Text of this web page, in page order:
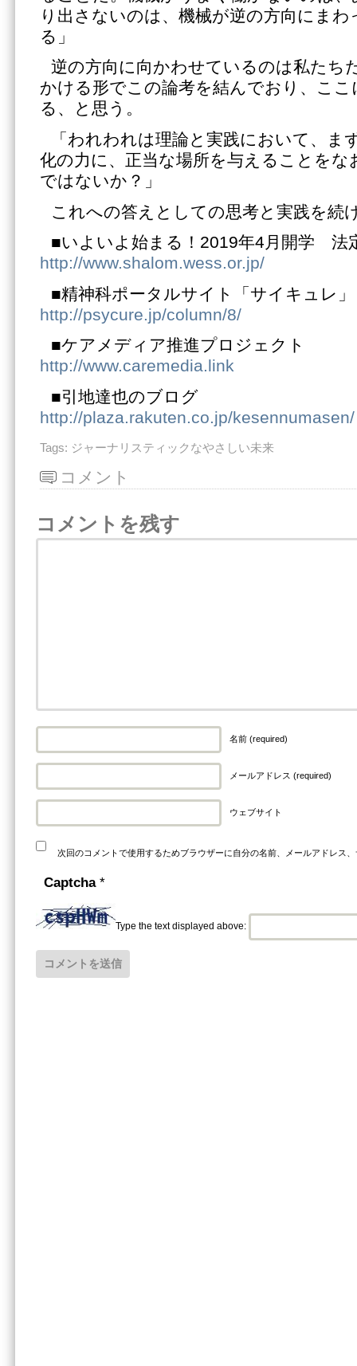
り出さないのは、機械が逆の方向にま
る」
逆の方向に向かわせているのは私たち
かける形でこの論考を結んでおり、こ
る、と思う。
「われわれは理論と実践において、ま
化の力に、正当な場所を与えることを
ではないか？」
これへの答えとしての思考と実践を続
■いよいよ始まる！2019年4月開学 法
http://www.shalom.wess.or.jp/
■精神科ポータルサイト「サイキュレ
http://psycure.jp/column/8/
■ケアメディア推進プロジェクト
http://www.caremedia.link
■引地達也のブログ
http://plaza.rakuten.co.jp/kesennumasen/
Tags: ジャーナリスティックなやさしい未来
コメント
コメントを残す
名前 (required)
メールアドレス (required)
ウェブサイト
次回のコメントで使用するためブラウザーに自分の名前、メールアドレス
Captcha *
Type the text displayed above: